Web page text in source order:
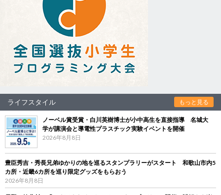
ライフスタイル もっと見る
ノーベル賞受賞・白川英樹博士が小中高生を直接指導 名城大
学が講演会と導電性プラスチック実験イベントを開催
2026年8月8日
豊臣秀吉・秀長兄弟ゆかりの地を巡るスタンプラリーがスタート 和歌山市内5
カ所・近畿6カ所を巡り限定グッズをもらおう
2026年8月8日